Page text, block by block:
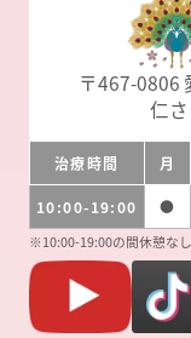
〒467-0806
仁
治療時間 月
10:00-19:00 ●
※10:00-19:00の間休憩